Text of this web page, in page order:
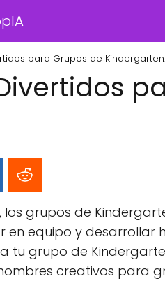
para Grupos de Kindergarten.
los grupos de
en equipo y desarrollar
tu grupo de
creativos para